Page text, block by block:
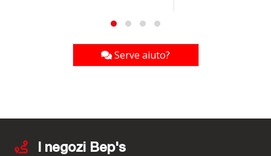
Serve aiuto?
I negozi Bep's